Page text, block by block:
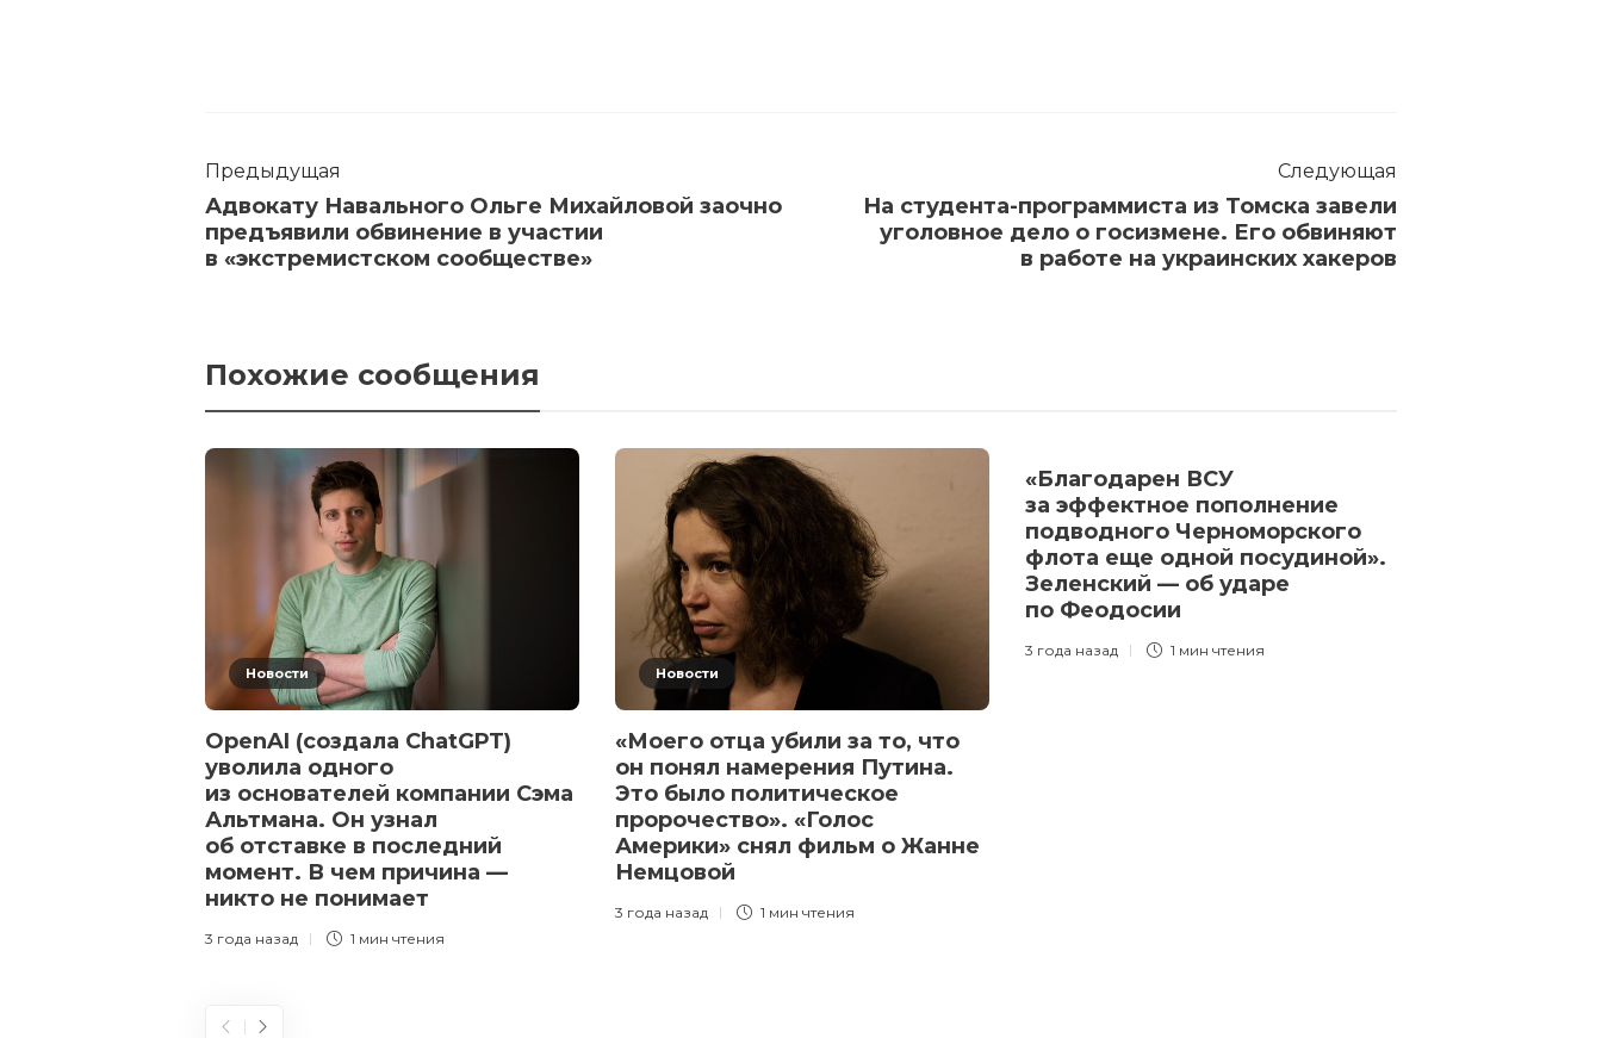
Предыдущая
Адвокату Навального Ольге Михайловой заочно
предъявили обвинение в участии
в «экстремистском сообществе»
Следующая
На студента-программиста из Томска завели
уголовное дело о госизмене. Его обвиняют
в работе на украинских хакеров
Похожие сообщения
Новости
OpenAI (создала ChatGPT)
уволила одного
из основателей компании Сэма
Альтмана. Он узнал
об отставке в последний
момент. В чем причина —
никто не понимает
3 года назад 1 мин чтения
Новости
«Моего отца убили за то, что
он понял намерения Путина.
Это было политическое
пророчество». «Голос
Америки» снял фильм о Жанне
Немцовой
3 года назад 1 мин чтения
«Благодарен ВСУ
за эффектное пополнение
подводного Черноморского
флота еще одной посудиной».
Зеленский — об ударе
по Феодосии
3 года назад 1 мин чтения